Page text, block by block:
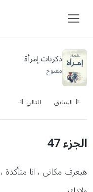
ذكريات إمرأة
مفتوح
السابق التالي
الجزء 47
هيعرف مكانى ، انا